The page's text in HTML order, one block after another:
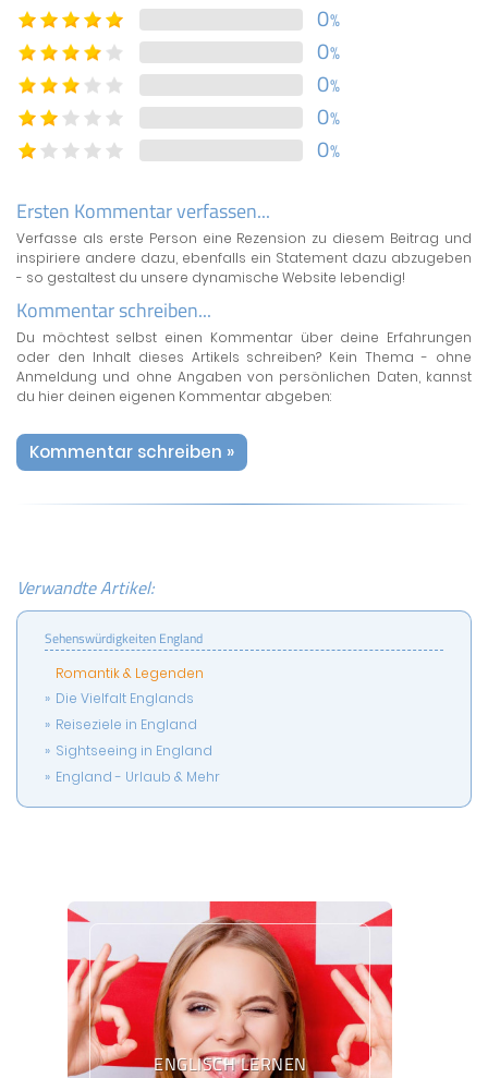
0%
0%
0%
0%
0%
Ersten Kommentar verfassen...
Verfasse als erste Person eine Rezension zu diesem Beitrag und
inspiriere andere dazu, ebenfalls ein Statement dazu abzugeben
- so gestaltest du unsere dynamische Website lebendig!
Kommentar schreiben...
Du möchtest selbst einen Kommentar über deine Erfahrungen
oder den Inhalt dieses Artikels schreiben? Kein Thema - ohne
Anmeldung und ohne Angaben von persönlichen Daten, kannst
du hier deinen eigenen Kommentar abgeben:
Kommentar schreiben »
Verwandte Artikel:
Sehenswürdigkeiten England
Romantik & Legenden
Die Vielfalt Englands
Reiseziele in England
Sightseeing in England
England - Urlaub & Mehr
ENGLISCH LERNEN